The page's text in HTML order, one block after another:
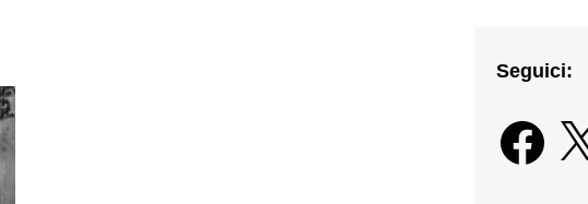
Seguici:
Facebook
X